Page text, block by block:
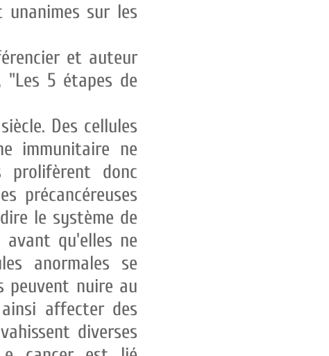
unanimes sur les
et auteur
"Les 5 étapes de
Des cellules
immunitaire ne
prolifèrent donc
précancéreuses
le système de
qu'elles ne
anormales se
peuvent nuire au
affecter des
diverses